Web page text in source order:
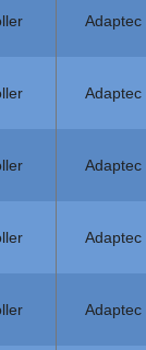
Adaptec
Adaptec
Adaptec
Adaptec
Adaptec